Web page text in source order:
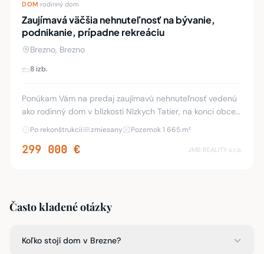
DOM rodinný dom
Zaujímavá väčšia nehnuteľnosť na bývanie,
podnikanie, prípadne rekreáciu
Brezno, Brezno
8 izb.
Ponúkam Vám na predaj zaujímavú nehnuteľnosť vedenú
ako rodinný dom v blízkosti Nízkych Tatier, na konci obce
Valaská, časť Piesok, pred obcou Bystrá. Nehnuteľnosť sa
nachádza pri hlavnom ťahu do Nízk
Po rekonštrukcii zmiesany Pozemok 1 665 m²
299 000 € JMB REALITY s.r.o.
Často kladené otázky
Koľko stojí dom v Brezne?